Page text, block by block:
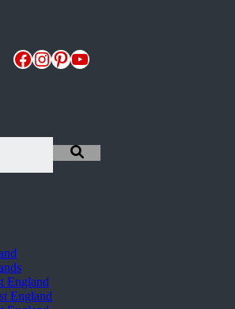
Facebook
Instagram
Pinterest
YouTube
England
England